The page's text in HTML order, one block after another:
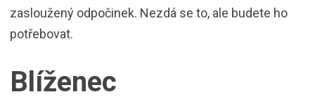
zasloužený odpočinek. Nezdá se to, ale budete ho
potřebovat.
Blíženec